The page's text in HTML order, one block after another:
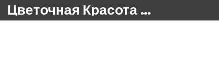
Цветочная Красота 24